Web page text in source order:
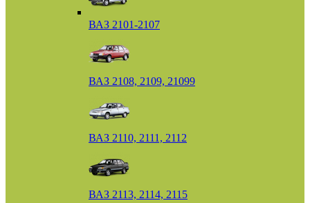
ВАЗ 2101-2107
ВАЗ 2108, 2109, 21099
ВАЗ 2110, 2111, 2112
ВАЗ 2113, 2114, 2115